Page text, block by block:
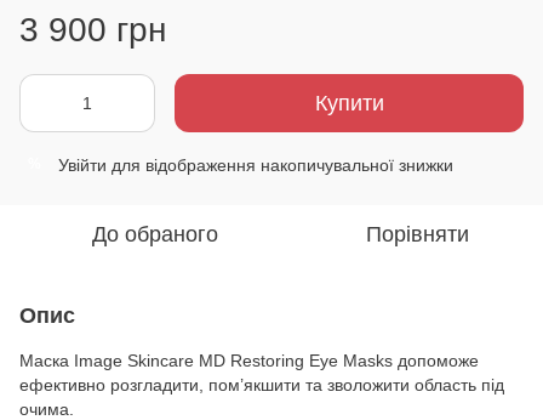
3 900 грн
Купити
Увійти для відображення накопичувальної знижки
До обраного Порівняти
Опис
Маска Image Skincare MD Restoring Eye Masks допоможе
ефективно розгладити, пом’якшити та зволожити область під
очима.